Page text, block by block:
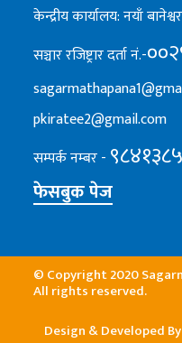
केन्द्रीय कार्यालय: नयाँ
सञ्चार रजिष्ट्रार दर्ता नं.-
pkiratee2@gmail.com
सम्पर्क नम्बर -
फेसबुक पेज
© Copyright 2020
All rights reserved.
Design & Developed